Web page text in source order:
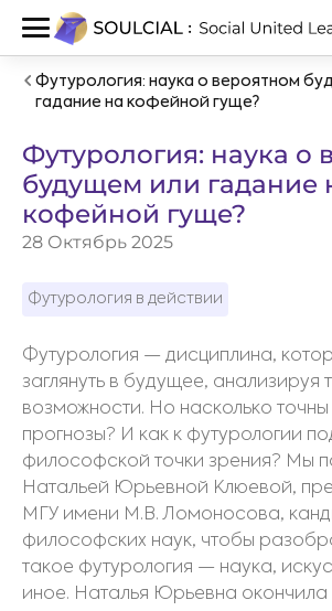
Футурология: наука о вероятном
гадание на кофейной гуще?
Футурология: наука о
будущем или гадание
кофейной гуще?
28 Октябрь 2025
Футурология в действии
Футурология — дисциплина,
заглянуть в будущее, анализируя
возможности. Но насколько точны
прогнозы? И как к футурологии
философской точки зрения? Мы
Натальей Юрьевной Клюевой,
МГУ имени М.В. Ломоносова,
философских наук, чтобы
такое футурология — наука,
иное. Наталья Юрьевна